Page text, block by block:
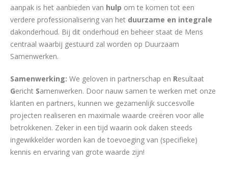
aanpak is het aanbieden van hulp om te komen tot een
verdere professionalisering van het duurzame en integrale
dakonderhoud. Bij dit onderhoud en beheer staat de Mens
centraal waarbij gestuurd zal worden op Duurzaam
Samenwerken.
Samenwerking: We geloven in partnerschap en Resultaat
Gericht Samenwerken. Door nauw samen te werken met onze
klanten en partners, kunnen we gezamenlijk succesvolle
projecten realiseren en maximale waarde creëren voor alle
betrokkenen. Zeker in een tijd waarin ook daken steeds
ingewikkelder worden kan de toevoeging van (specifieke)
kennis en ervaring van grote waarde zijn!